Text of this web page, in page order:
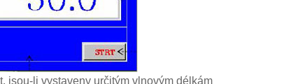
jsou-li vystaveny určitým vlnovým délkám